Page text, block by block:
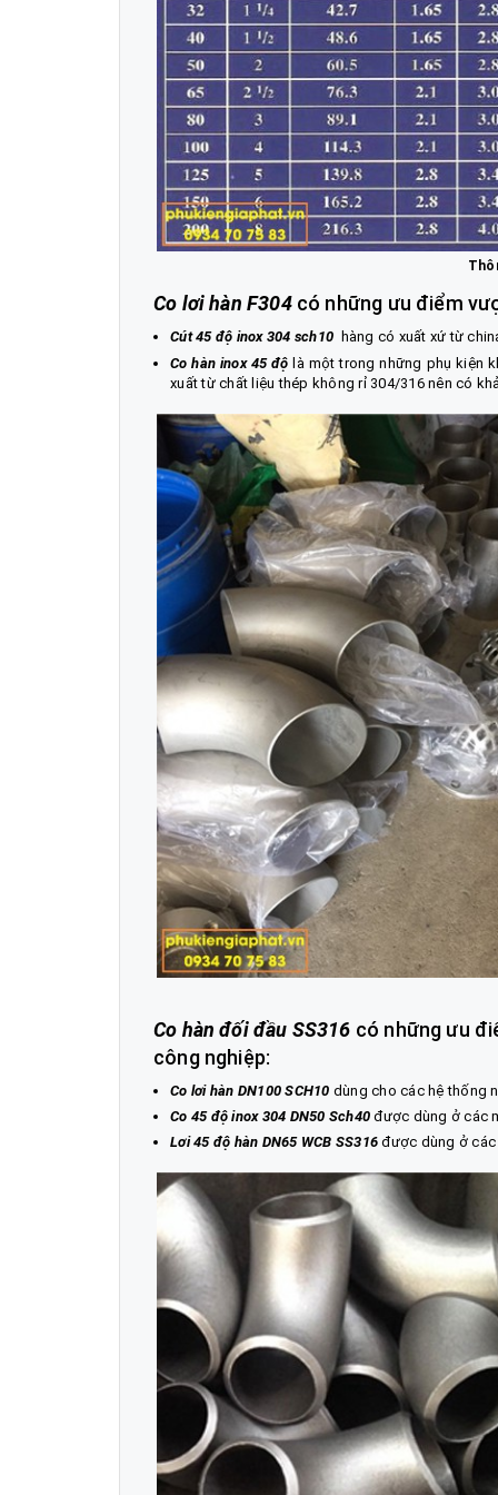
Co lơi hàn F304có những ưu điểm
Cút 45 độ inox 304 sch10 hàng có xuất xứ từ
Co hàn inox 45 độ là một trong những phụ kiện
xuất từ chất liệu thép không rỉ 304/316 nên có
Co hàn đối đầu SS316 có những ưu
công nghiệp:
Co lơi hàn DN100 SCH10 dùng cho các hệ thống
Co 45 độ inox 304 DN50 Sch40 được dùng ở các
Lơi 45 độ hàn DN65 WCB SS316được dùng ở các